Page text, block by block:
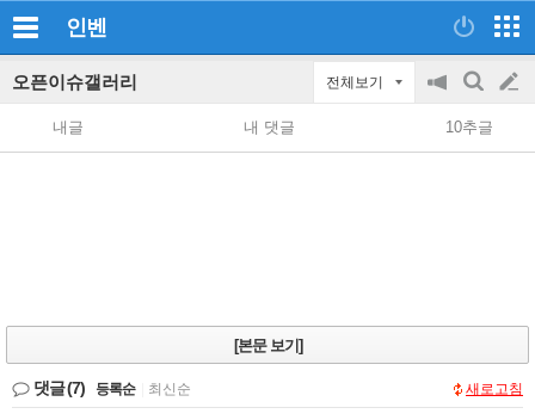
인벤
오픈이슈갤러리 전체보기
공
지
on/off
검
색
글
쓰
내글 내 댓글 10추글
[본문 보기]
댓글(7) 등록순 최신순 새로고침